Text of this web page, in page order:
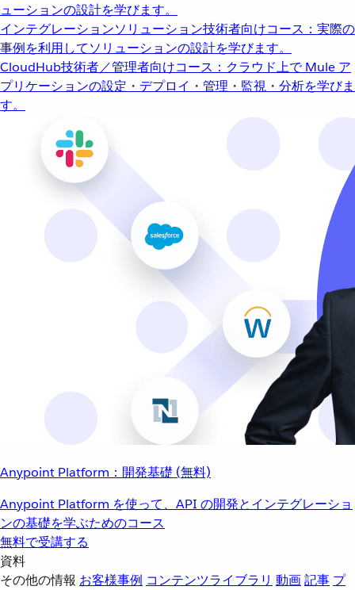
ューションの設計を学びます。
インテグレーションソリューション技術者向けコース：実際の
事例を利用してソリューションの設計を学びます。
CloudHub技術者／管理者向けコース：クラウド上で Mule ア
プリケーションの設定・デプロイ・管理・監視・分析を学びま
す。
Anypoint Platform：開発基礎 (無料)
Anypoint Platform を使って、API の開発とインテグレーショ
ンの基礎を学ぶためのコース
無料で受講する
資料
その他の情報 お客様事例 コンテンツライブラリ 動画記事 プ